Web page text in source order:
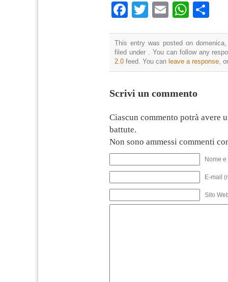
Facebook
TwitterEmail
This entry was posted on
filed under . You can follow any
2.0 feed. You can leave a response,
Scrivi un commento
Ciascun commento potrà avere
battute.
Non sono ammessi commenti
Nome
E-mail
Sito